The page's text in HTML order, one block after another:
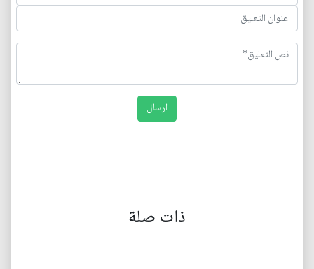
ذات صلة